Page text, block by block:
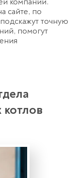
сайте, по
точную
помогут
котлов